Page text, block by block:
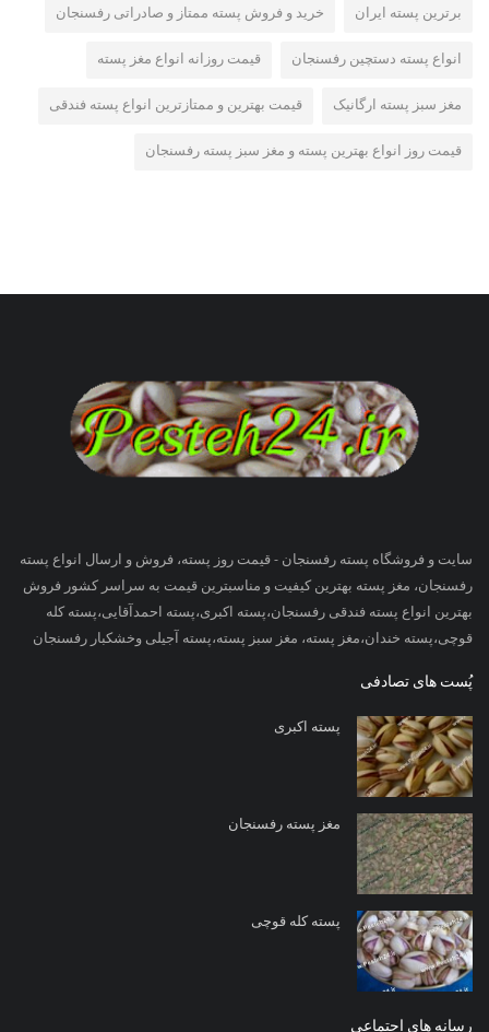
برترین پسته ایران خرید و فروش پسته ممتاز و صادراتی رفسنجان
انواع پسته دستچین رفسنجان قیمت روزانه انواع مغز پسته
مغز سبز پسته ارگانیک قیمت بهترین و ممتازترین انواع پسته فندقی
قیمت روز انواع بهترین پسته و مغز سبز پسته رفسنجان
سایت و فروشگاه پسته رفسنجان - قیمت روز پسته، فروش و ارسال انواع پسته
رفسنجان، مغز پسته بهترین کیفیت و مناسبترین قیمت به سراسر کشور فروش
بهترین انواع پسته فندقی رفسنجان،پسته اکبری،پسته احمدآقایی،پسته کله
قوچی،پسته خندان،مغز پسته، مغز سبز پسته،پسته آجیلی وخشکبار رفسنجان
پُست های تصادفی
پسته اکبری
مغز پسته رفسنجان
پسته کله قوچی
رسانه های اجتماعی